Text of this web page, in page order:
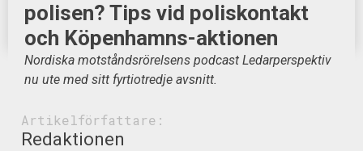
polisen? Tips vid poliskontakt
och Köpenhamns-aktionen
Nordiska motståndsrörelsens podcast Ledarperspektiv
nu ute med sitt fyrtiotredje avsnitt.
Artikelförfattare:
Redaktionen